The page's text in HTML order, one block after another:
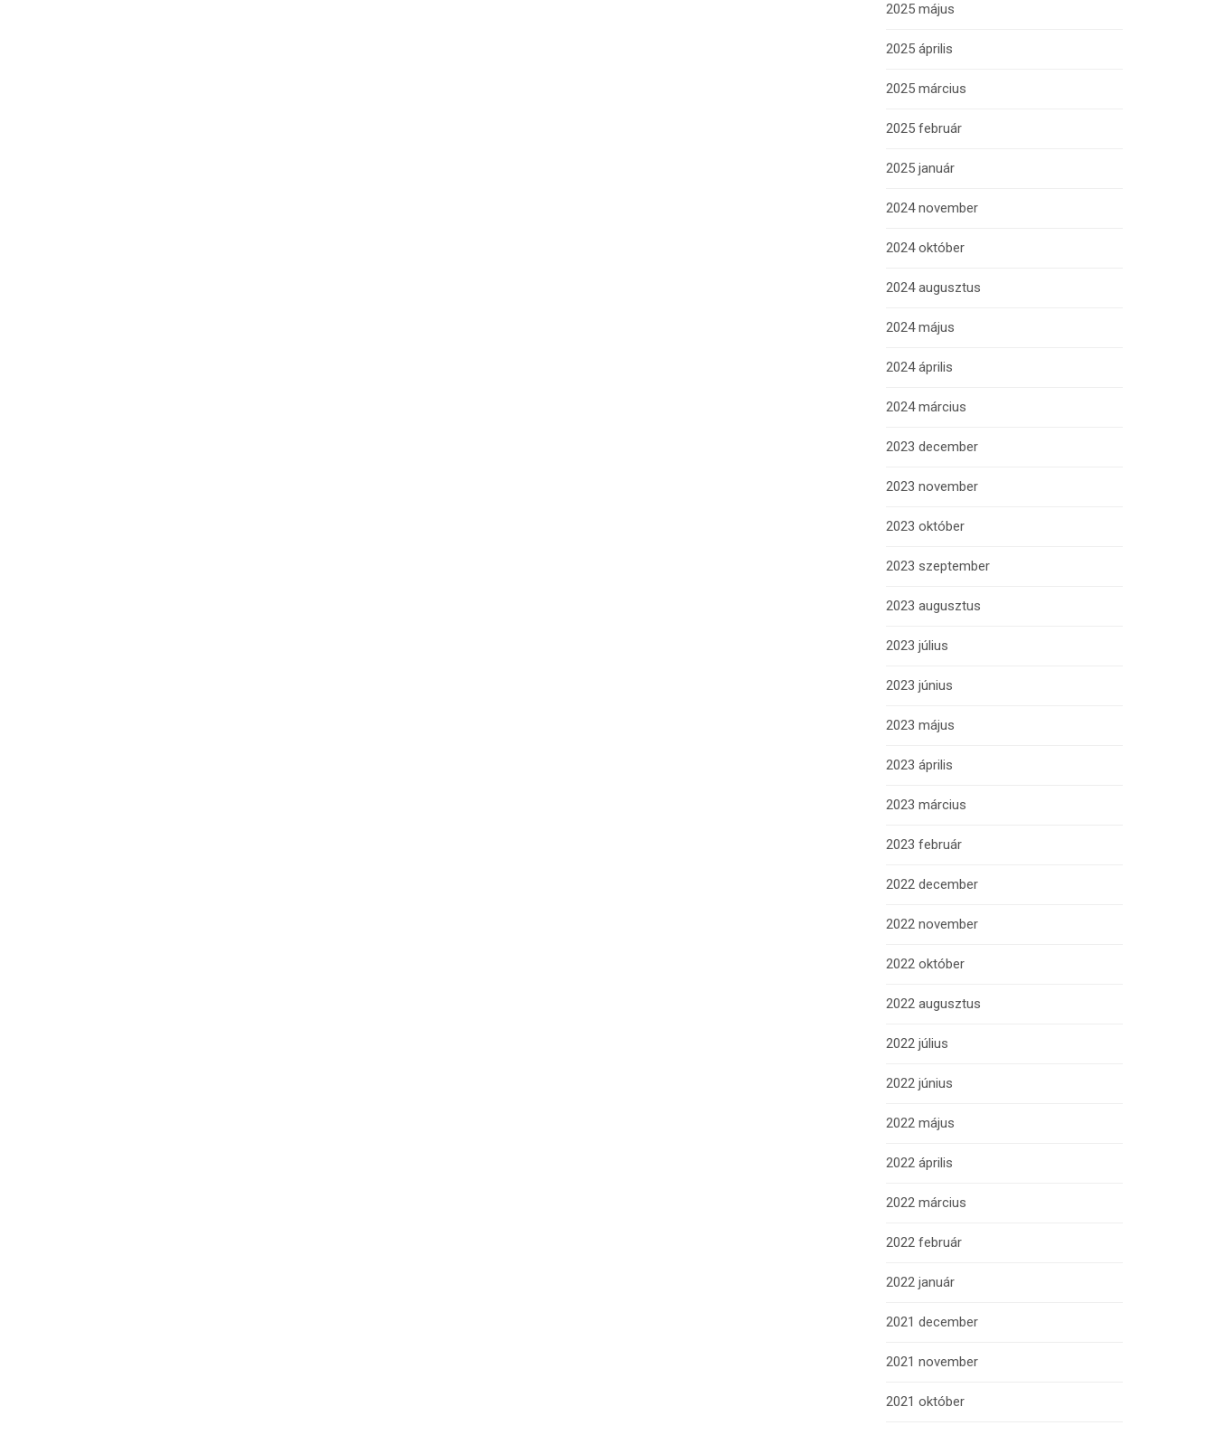
2025 május
2025 április
2025 március
2025 február
2025 január
2024 november
2024 október
2024 augusztus
2024 május
2024 április
2024 március
2023 december
2023 november
2023 október
2023 szeptember
2023 augusztus
2023 július
2023 június
2023 május
2023 április
2023 március
2023 február
2022 december
2022 november
2022 október
2022 augusztus
2022 július
2022 június
2022 május
2022 április
2022 március
2022 február
2022 január
2021 december
2021 november
2021 október